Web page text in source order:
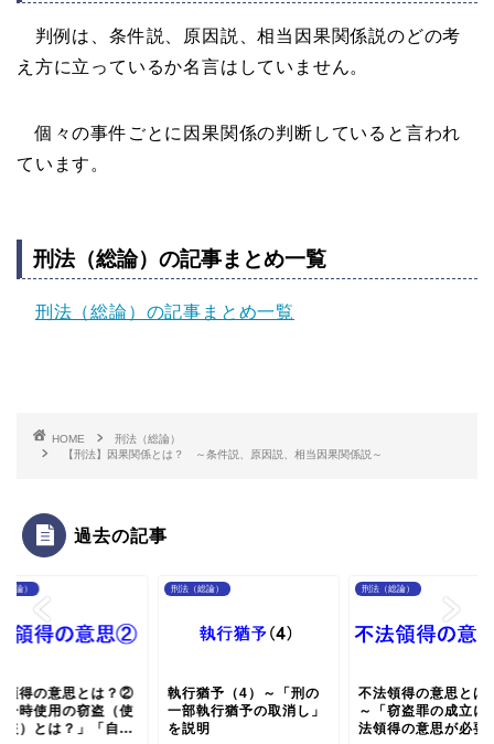
判例は、条件説、原因説、相当因果関係説のどの考
え方に立っているか名言はしていません。
個々の事件ごとに因果関係の判断していると言われ
ています。
刑法（総論）の記事まとめ一覧
刑法（総論）の記事まとめ一覧
HOME
刑法（総論）
【刑法】因果関係とは？ ～条件説、原因説、相当因果関係説～
過去の記事
総論）
領得の意思とは？②
一時使用の窃盗（使
盗）とは？」「自...
刑法（総論）
執行猶予（4）～「刑の
一部執行猶予の取消し」
を説明
刑法（総論）
不法領得の意思と
～「窃盗罪の成立に
法領得の意思が必要